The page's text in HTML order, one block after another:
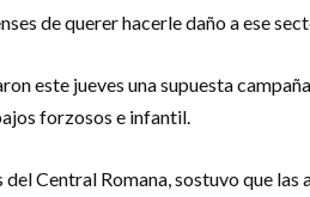
de querer hacerle daño a ese
este jueves una supuesta
forzosos e infantil.
Central Romana, sostuvo que